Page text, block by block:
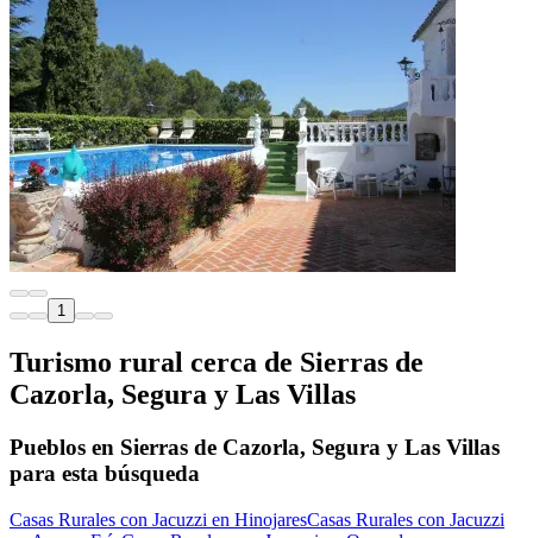
1
Turismo rural cerca de Sierras de
Cazorla, Segura y Las Villas
Pueblos en Sierras de Cazorla, Segura y Las Villas
para esta búsqueda
Casas Rurales con Jacuzzi en HinojaresCasas Rurales con Jacuzzi